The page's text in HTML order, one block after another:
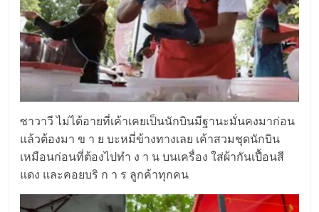
ซาวาวี ไม่ได้อายที่เค้าเคยเป็นนักบินมีฐานะมั่นคงมาก่อน
แล้วต้องมา ข า ย บะหมี่ข้างทางเลย เค้าสวมชุดนักบิน
เหมือนก่อนที่ต้องไปทำ ง า น บนเครื่อง ใส่ผ้ากันเปื้อนสี
แดง และคอยบริ ก า ร ลูกค้าทุกคน